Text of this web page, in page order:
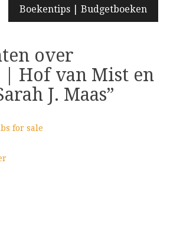
Boekentips | Budgetboeken
over
| Hof van Mist en
J. Maas”
for sale